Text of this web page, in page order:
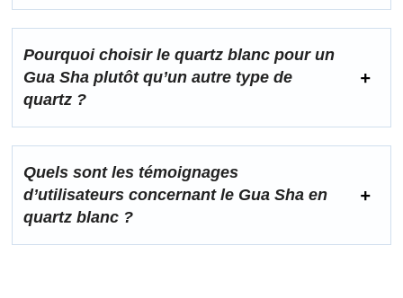
Pourquoi choisir le quartz blanc pour un
Gua Sha plutôt qu’un autre type de
quartz ?
Quels sont les témoignages
d’utilisateurs concernant le Gua Sha en
quartz blanc ?